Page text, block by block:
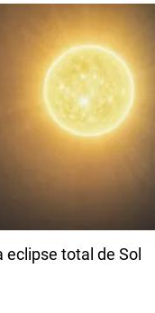
eclipse total de Sol